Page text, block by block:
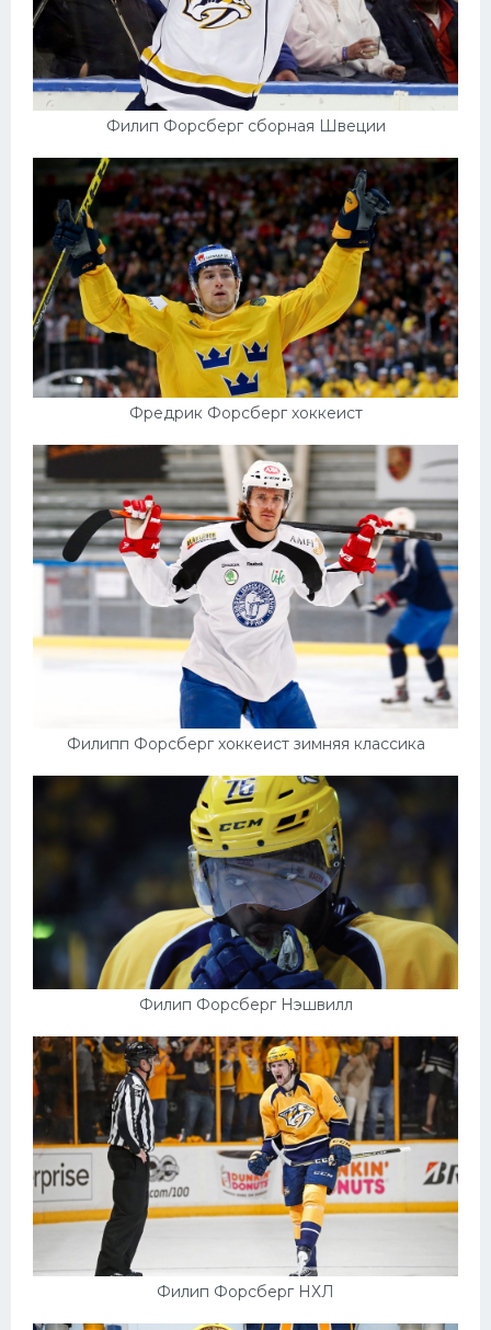
Филип Форсберг сборная Швеции
Фредрик Форсберг хоккеист
Филипп Форсберг хоккеист зимняя классика
Филип Форсберг Нэшвилл
Филип Форсберг НХЛ